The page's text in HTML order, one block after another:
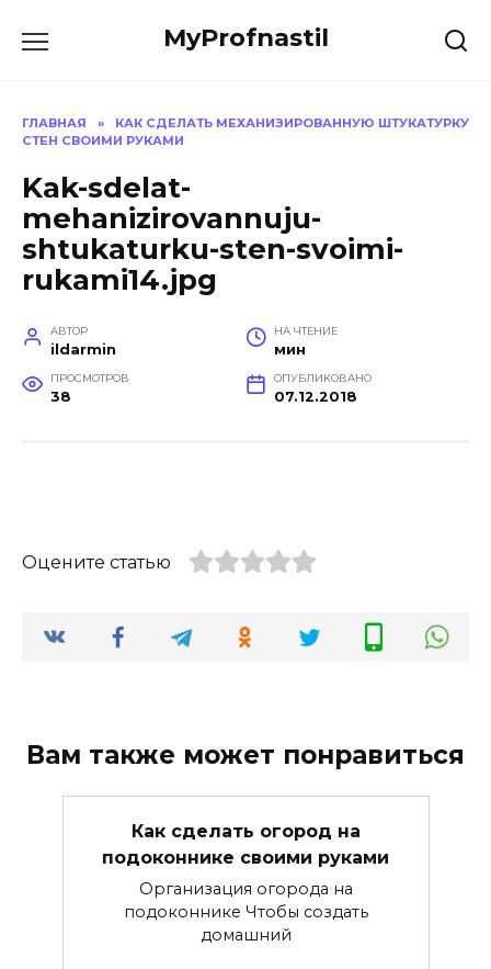
MyProfnastil
ГЛАВНАЯ »
КАК СДЕЛАТЬ МЕХАНИЗИРОВАННУЮ ШТУКАТУРКУ
СТЕН СВОИМИ РУКАМИ
Kak-sdelat-
mehanizirovannuju-
shtukaturku-sten-svoimi-
rukami14.jpg
АВТОР
ildarmin
НА ЧТЕНИЕ
мин
ПРОСМОТРОВ
38
ОПУБЛИКОВАНО
07.12.2018
Оцените статью
Вам также может понравиться
Как сделать огород на
подоконнике своими руками
Организация огорода на
подоконнике Чтобы создать
домашний